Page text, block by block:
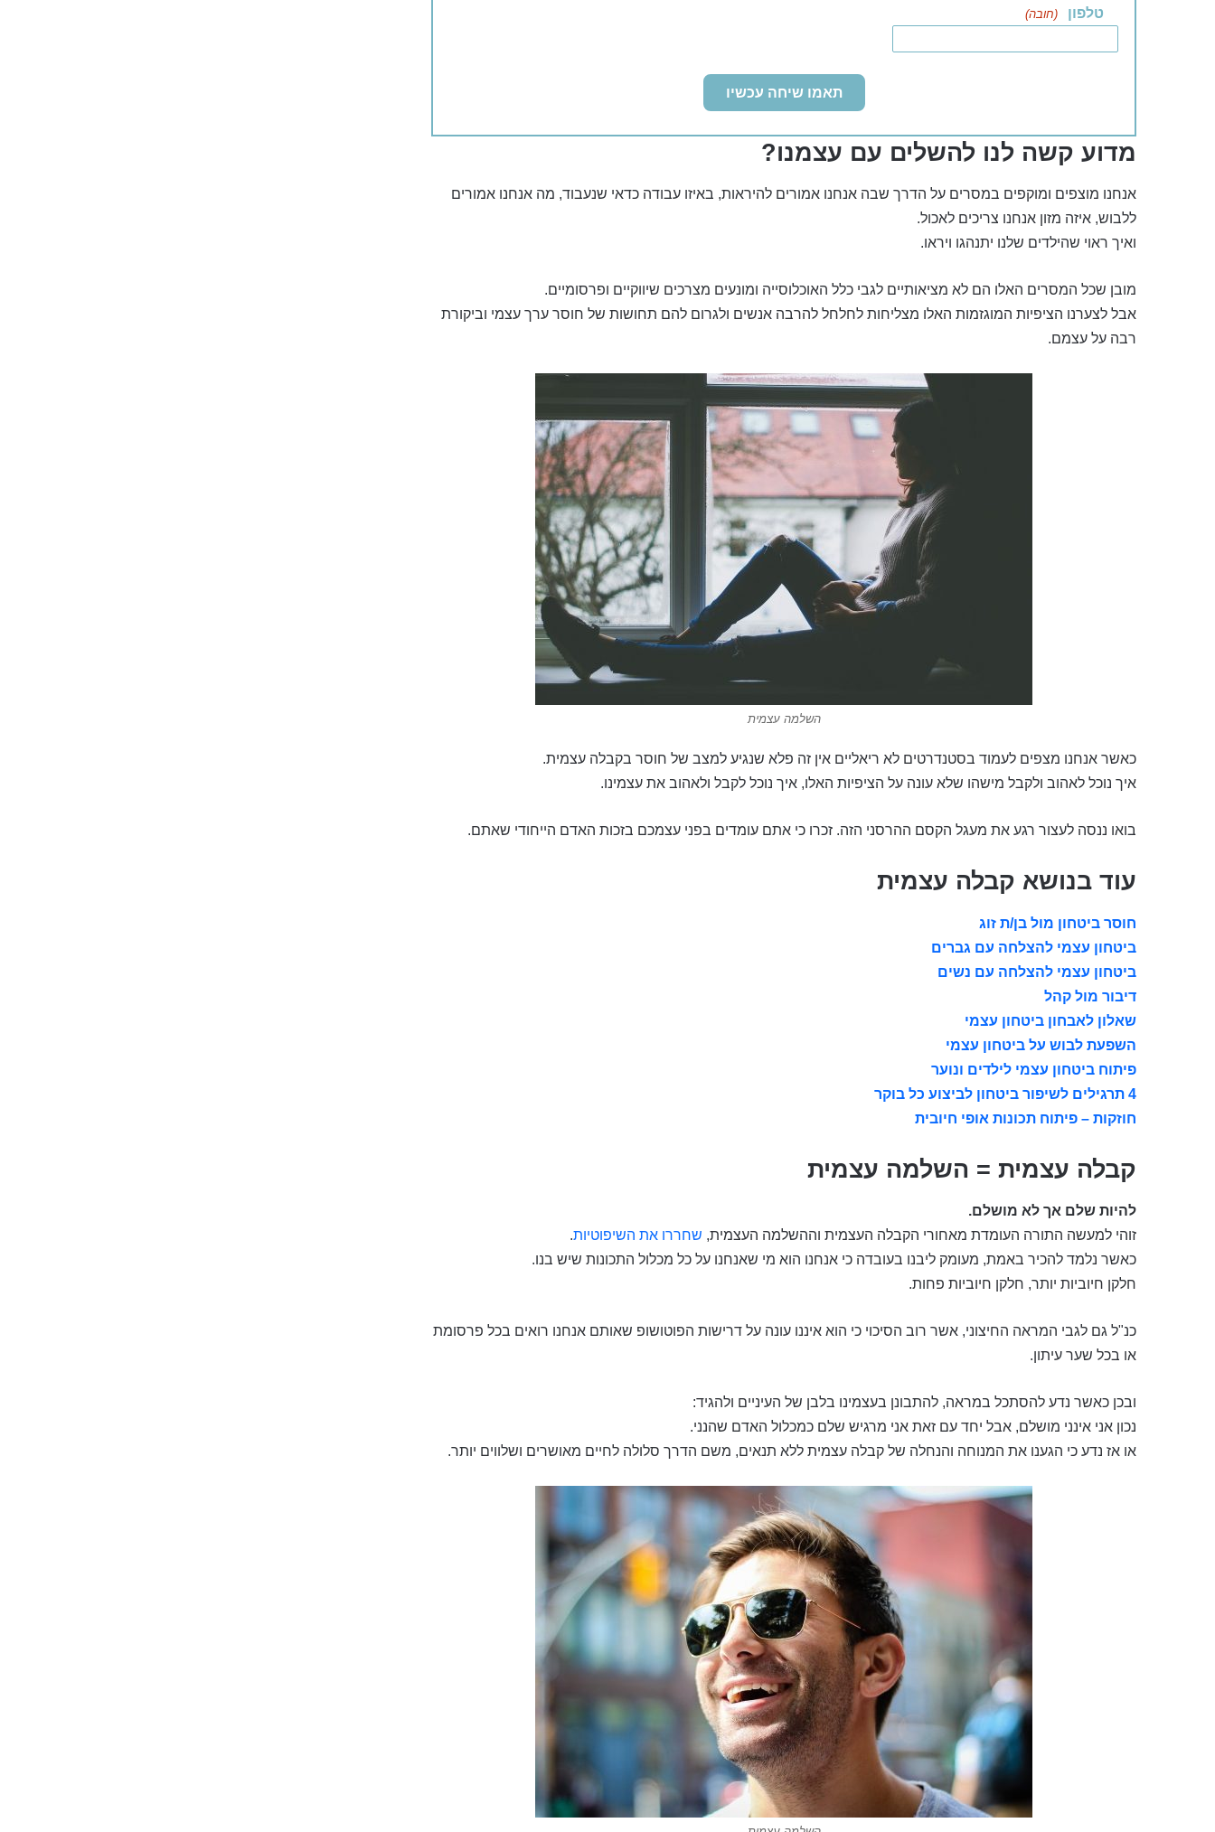
טלפון (חובה)
מדוע קשה לנו להשלים עם עצמנו?
אנחנו מוצפים ומוקפים במסרים על הדרך שבה אנחנו אמורים להיראות, באיזו עבודה כדאי שנעבוד, מה אנחנו אמורים
ללבוש, איזה מזון אנחנו צריכים לאכול.
ואיך ראוי שהילדים שלנו יתנהגו ויראו.
מובן שכל המסרים האלו הם לא מציאותיים לגבי כלל האוכלוסייה ומונעים מצרכים שיווקיים ופרסומיים.
אבל לצערנו הציפיות המוגזמות האלו מצליחות לחלחל להרבה אנשים ולגרום להם תחושות של חוסר ערך עצמי וביקורת
רבה על עצמם.
השלמה עצמית
כאשר אנחנו מצפים לעמוד בסטנדרטים לא ריאליים אין זה פלא שנגיע למצב של חוסר בקבלה עצמית.
איך נוכל לאהוב ולקבל מישהו שלא עונה על הציפיות האלו, איך נוכל לקבל ולאהוב את עצמינו.
בואו ננסה לעצור רגע את מעגל הקסם ההרסני הזה. זכרו כי אתם עומדים בפני עצמכם בזכות האדם הייחודי שאתם.
עוד בנושא קבלה עצמית
חוסר ביטחון מול בן/ת זוג
ביטחון עצמי להצלחה עם גברים
ביטחון עצמי להצלחה עם נשים
דיבור מול קהל
שאלון לאבחון ביטחון עצמי
השפעת לבוש על ביטחון עצמי
פיתוח ביטחון עצמי לילדים ונוער
4 תרגילים לשיפור ביטחון לביצוע כל בוקר
חוזקות – פיתוח תכונות אופי חיובית
קבלה עצמית = השלמה עצמית
להיות שלם אך לא מושלם.
זוהי למעשה התורה העומדת מאחורי הקבלה העצמית וההשלמה העצמית, שחררו את השיפוטיות.
כאשר נלמד להכיר באמת, מעומק ליבנו בעובדה כי אנחנו הוא מי שאנחנו על כל מכלול התכונות שיש בנו.
חלקן חיוביות יותר, חלקן חיוביות פחות.
כנ"ל גם לגבי המראה החיצוני, אשר רוב הסיכוי כי הוא איננו עונה על דרישות הפוטושופ שאותם אנחנו רואים בכל פרסומת
או בכל שער עיתון.
ובכן כאשר נדע להסתכל במראה, להתבונן בעצמינו בלבן של העיניים ולהגיד:
נכון אני אינני מושלם, אבל יחד עם זאת אני מרגיש שלם כמכלול האדם שהנני.
או אז נדע כי הגענו את המנוחה והנחלה של קבלה עצמית ללא תנאים, משם הדרך סלולה לחיים מאושרים ושלווים יותר.